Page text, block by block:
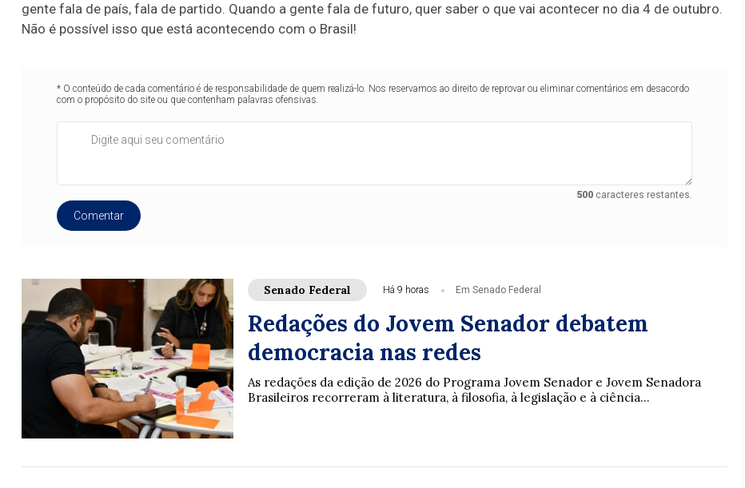
gente fala de país, fala de partido. Quando a gente fala de futuro, quer saber o que vai acontecer no dia 4 de outubro.
Não é possível isso que está acontecendo com o Brasil!
* O conteúdo de cada comentário é de responsabilidade de quem realizá-lo. Nos reservamos ao direito de reprovar ou eliminar comentários em desacordo
com o propósito do site ou que contenham palavras ofensivas.
500caracteres restantes.
Comentar
Senado Federal Há 9 horas Em Senado Federal
Redações do Jovem Senador debatem
democracia nas redes
As redações da edição de 2026 do Programa Jovem Senador e Jovem Senadora
Brasileiros recorreram à literatura, à filosofia, à legislação e à ciência...